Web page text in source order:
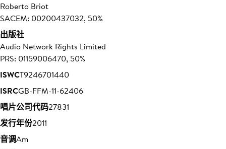
Roberto Briot
SACEM: 00200437032, 50%
出版社
Audio Network Rights Limited
PRS: 01159006470, 50%
ISWCT9246701440
ISRCGB-FFM-11-62406
唱片公司代码27831
发行年份2011
音调Am